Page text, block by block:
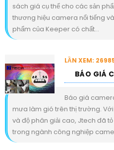
sách giá cụ thể cho các sản
thương hiệu camera nổi tiếng
phẩm của Keeper có chất...
LẦN XEM:
BÁO GIÁ
Báo giá
mưa làm gió trên thị trường.
và độ phân giải cao, Jtech đã
trong ngành công nghiệp